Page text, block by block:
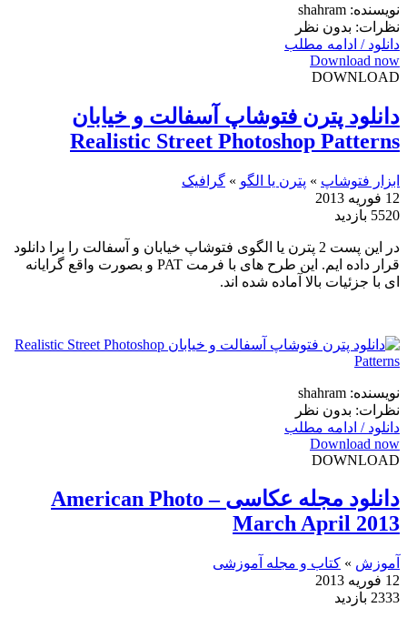
نویسنده: shahram
نظرات: بدون نظر
دانلود / ادامه مطلب
Download now
DOWNLOAD
دانلود پترن فتوشاپ آسفالت و خیابان
Realistic Street Photoshop Patterns
ابزار فتوشاپ » پترن یا الگو » گرافیک
12 فوریه 2013
5520 بازدید
در این پست 2 پترن یا الگوی فتوشاپ خیابان و آسفالت را برا دانلود
قرار داده ایم. این طرح های با فرمت PAT و بصورت واقع گرایانه
ای با جزئیات بالا آماده شده اند.
نویسنده: shahram
نظرات: بدون نظر
دانلود / ادامه مطلب
Download now
DOWNLOAD
دانلود مجله عکاسی American Photo –
March April 2013
آموزش » کتاب و مجله آموزشی
12 فوریه 2013
2333 بازدید